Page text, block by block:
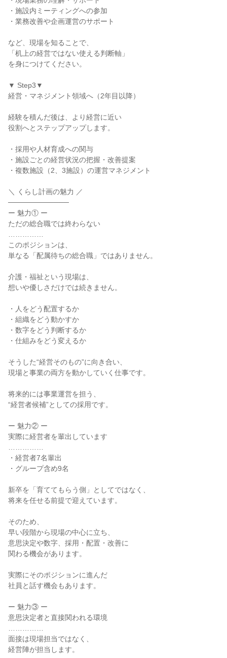
・施設内ミーティングへの参加
・業務改善や企画運営のサポート
など、現場を知ることで、
「机上の経営ではない使える判断軸」
を身につけてください。
▼ Step3▼
経営・マネジメント領域へ（2年目以降）
経験を積んだ後は、より経営に近い
役割へとステップアップします。
・採用や人材育成への関与
・施設ごとの経営状況の把握・改善提案
・複数施設（2、3施設）の運営マネジメント
＼ くらし計画の魅力 ／
────────────
ー 魅力① ー
ただの総合職では終わらない
このポジションは、
単なる「配属待ちの総合職」ではありません。
介護・福祉という現場は、
想いや優しさだけでは続きません。
・人をどう配置するか
・組織をどう動かすか
・数字をどう判断するか
・仕組みをどう変えるか
そうした“経営そのもの”に向き合い、
現場と事業の両方を動かしていく仕事です。
将来的には事業運営を担う、
“経営者候補”としての採用です。
ー 魅力② ー
実際に経営者を輩出しています
・経営者7名輩出
・グループ含め9名
新卒を「育ててもらう側」としてではなく、
将来を任せる前提で迎えています。
そのため、
早い段階から現場の中心に立ち、
意思決定や数字、採用・配置・改善に
関わる機会があります。
実際にそのポジションに進んだ
社員と話す機会もあります。
ー 魅力③ ー
意思決定者と直接関われる環境
面接は現場担当ではなく、
経営陣が担当します。